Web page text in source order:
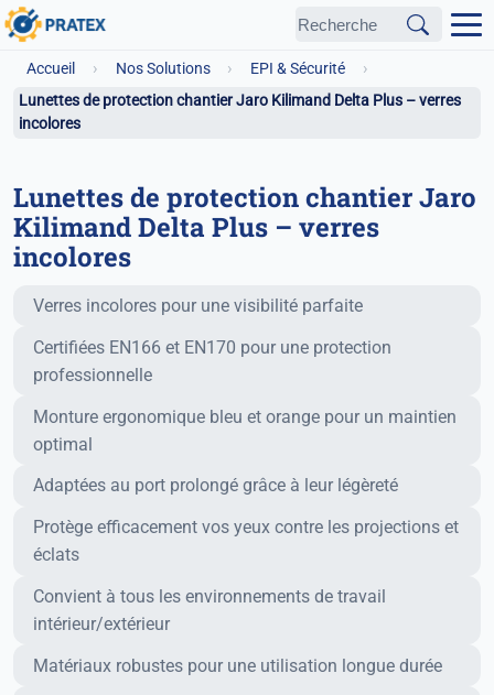
Accueil › Nos Solutions › EPI & Sécurité ›
Lunettes de protection chantier Jaro Kilimand Delta Plus – verres
incolores
Lunettes de protection chantier Jaro
Kilimand Delta Plus – verres
incolores
Fonctionnalités principales
Verres incolores pour une visibilité parfaite
Certifiées EN166 et EN170 pour une protection
professionnelle
Monture ergonomique bleu et orange pour un maintien
optimal
Adaptées au port prolongé grâce à leur légèreté
Avantages
Protège efficacement vos yeux contre les projections et
éclats
Convient à tous les environnements de travail
intérieur/extérieur
Matériaux robustes pour une utilisation longue durée